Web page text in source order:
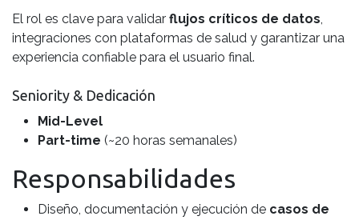
El rol es clave para validar flujos críticos de datos,
integraciones con plataformas de salud y garantizar una
experiencia confiable para el usuario final.
Seniority & Dedicación
Mid-Level
Part-time (~20 horas semanales)
Responsabilidades
Diseño, documentación y ejecución de casos de